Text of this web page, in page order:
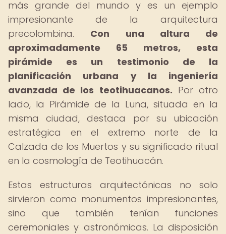
más grande del mundo y es un ejemplo
impresionante de la arquitectura
precolombina. Con una altura de
aproximadamente 65 metros, esta
pirámide es un testimonio de la
planificación urbana y la ingeniería
avanzada de los teotihuacanos. Por otro
lado, la Pirámide de la Luna, situada en la
misma ciudad, destaca por su ubicación
estratégica en el extremo norte de la
Calzada de los Muertos y su significado ritual
en la cosmología de Teotihuacán.
Estas estructuras arquitectónicas no solo
sirvieron como monumentos impresionantes,
sino que también tenían funciones
ceremoniales y astronómicas. La disposición